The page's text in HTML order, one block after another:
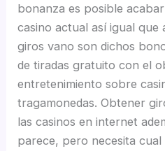
bonanza es posible
casino actual así­ igual que
giros vano son dichos
de tiradas gratuito con el
entretenimiento sobre
tragamonedas. Obtener
las casinos en internet
parece, pero necesita